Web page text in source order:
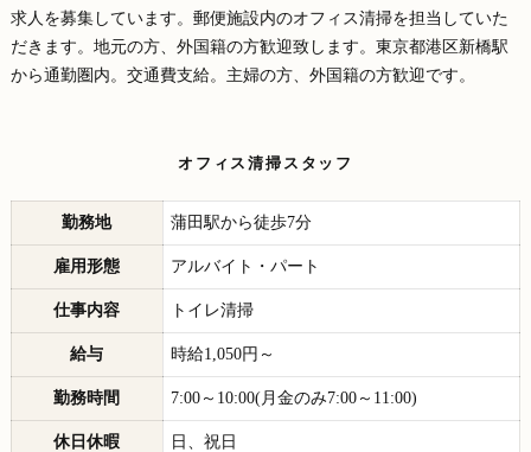
求人を募集しています。郵便施設内のオフィス清掃を担当していた
だきます。地元の方、外国籍の方歓迎致します。東京都港区新橋駅
から通勤圏内。交通費支給。主婦の方、外国籍の方歓迎です。
オフィス清掃スタッフ
勤務地 蒲田駅から徒歩7分
雇用形態 アルバイト・パート
仕事内容 トイレ清掃
給与 時給1,050円～
勤務時間 7:00～10:00(月金のみ7:00～11:00)
休日休暇 日、祝日